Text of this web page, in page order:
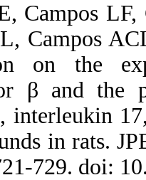
14. Tagliari E,
de Noronha
growth factor
interleukin 6,
α in skin